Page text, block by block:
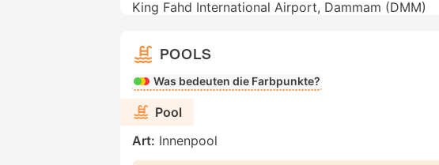
King Fahd International Airport, Dammam (DMM)
POOLS
Was bedeuten die Farbpunkte?
Pool
Art: Innenpool